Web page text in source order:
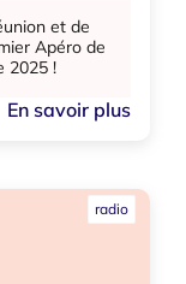
et de
Apéro de
2025 !
En savoir plus
radio